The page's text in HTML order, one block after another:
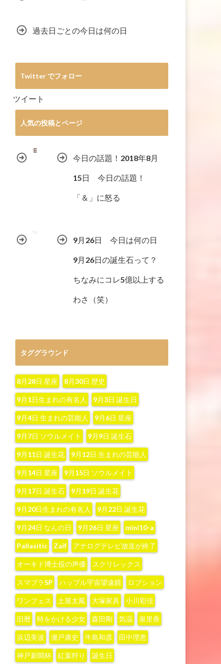
過去日ごとの今日は何の日
Twitter でフォロー
ツイート
人気の投稿とページ
今日の話題！2018年8月
15日 今日の話題！
「＆」に怒る
9月26日 今日は何の日
9月26日の誕生石って？
ちなみにコレ5億以上する
わさ（笑）
タググラウンド
8月28日 星座 8月30日 歴史
9月1日生まれの有名人 9月3日 誕生日
9月4日 生まれの芸能人 9月6日 星座
9月7日 ソウルメイト 9月9日 誕生石
9月11日 誕生花 9月12日 生まれの芸能人
9月14日 星座 9月15日 ソウルメイト
9月17日 誕生石 9月19日 誕生花
9月20日生まれの有名人 9月22日 誕生花
9月24日 なんの日 9月26日 星座 mini10-a
Pallasitic Zaif アナログテレビ放送が終了
オーキド博士役の声優 スクリレックス
スマブラSP ハッブル宇宙望遠鏡 ロブション
ワンフェス 土屋太鳳 大塚家具 小川彩佳
旧暦 時をかける少女 森田剛 気温 泉里香
浜辺美波 瀬戸康史 牛島和彦 田中理恵
神戸新聞杯 紅葉狩り 誕生日